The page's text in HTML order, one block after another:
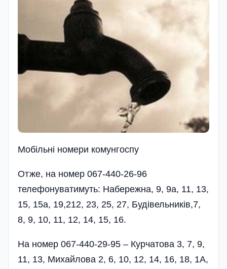
Мобiльнi номери комунгоспу
Отже, на номер 067-440-26-96
телефонуватимуть: Набережна, 9, 9а, 11, 13,
15, 15а, 19,212, 23, 25, 27, Будівельників,7,
8, 9, 10, 11, 12, 14, 15, 16.
На номер 067-440-29-95 – Курчатова 3, 7, 9,
11, 13, Михайлова 2, 6, 10, 12, 14, 16, 18, 1А,